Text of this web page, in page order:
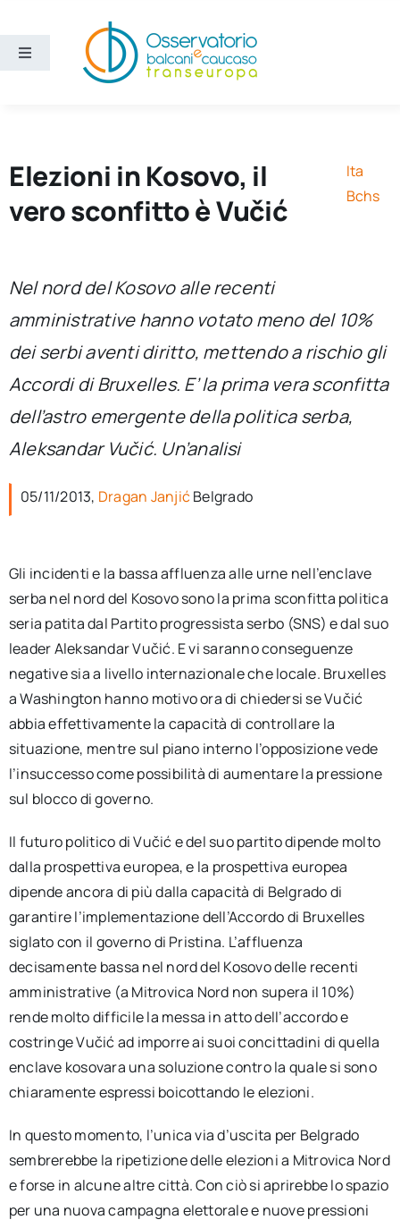
contenuto
Toggle
Ricerca e divulgazione
Sezioni
Cerca
per:
Newsletter
Elezioni in Kosovo, il
vero sconfitto è Vučić
Ita
Bchs
Nel nord del Kosovo alle recenti
amministrative hanno votato meno del 10%
dei serbi aventi diritto, mettendo a rischio gli
Accordi di Bruxelles. E’ la prima vera sconfitta
dell’astro emergente della politica serba,
Aleksandar Vučić. Un’analisi
05/11/2013, Dragan JanjićBelgrado
Gli incidenti e la bassa affluenza alle urne nell’enclave
serba nel nord del Kosovo sono la prima sconfitta politica
seria patita dal Partito progressista serbo (SNS) e dal suo
leader Aleksandar Vučić. E vi saranno conseguenze
negative sia a livello internazionale che locale. Bruxelles
a Washington hanno motivo ora di chiedersi se Vučić
abbia effettivamente la capacità di controllare la
situazione, mentre sul piano interno l’opposizione vede
l’insuccesso come possibilità di aumentare la pressione
sul blocco di governo.
Il futuro politico di Vučić e del suo partito dipende molto
dalla prospettiva europea, e la prospettiva europea
dipende ancora di più dalla capacità di Belgrado di
garantire l’implementazione dell’Accordo di Bruxelles
siglato con il governo di Pristina. L’affluenza
decisamente bassa nel nord del Kosovo delle recenti
amministrative (a Mitrovica Nord non supera il 10%)
rende molto difficile la messa in atto dell’accordo e
costringe Vučić ad imporre ai suoi concittadini di quella
enclave kosovara una soluzione contro la quale si sono
chiaramente espressi boicottando le elezioni.
In questo momento, l’unica via d’uscita per Belgrado
sembrerebbe la ripetizione delle elezioni a Mitrovica Nord
e forse in alcune altre città. Con ciò si aprirebbe lo spazio
per una nuova campagna elettorale e nuove pressioni